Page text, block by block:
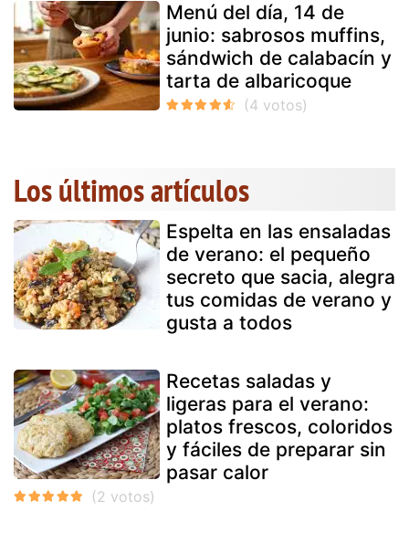
Menú del día, 14 de
junio: sabrosos muffins,
sándwich de calabacín y
tarta de albaricoque
Los últimos artículos
Espelta en las ensaladas
de verano: el pequeño
secreto que sacia, alegra
tus comidas de verano y
gusta a todos
Recetas saladas y
ligeras para el verano:
platos frescos, coloridos
y fáciles de preparar sin
pasar calor